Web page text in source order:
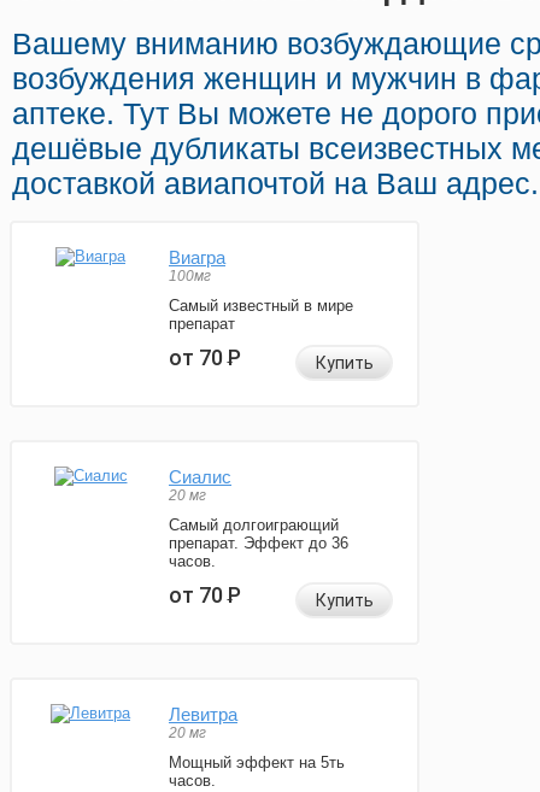
Вашему вниманию возбуждающие
возбуждения женщин и мужчин в
аптеке. Тут Вы можете не дорого
дешёвые дубликаты всеизвестных
доставкой авиапочтой на Ваш адрес.
Виагра
100мг
Самый известный в мире
препарат
от 70Р Купить
Сиалис
20 мг
Самый долгоиграющий
препарат. Эффект до 36
часов.
от 70Р Купить
Левитра
20 мг
Мощный эффект на 5ть
часов.